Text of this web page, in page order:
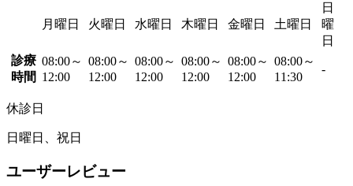
月曜日 火曜日 水曜日 木曜日 金曜日 土曜日
日
曜
日
診療
時間
08:00～
12:00
08:00～
12:00
08:00～
12:00
08:00～
12:00
08:00～
12:00
08:00～
11:30
-
休診日
日曜日、祝日
ユーザーレビュー